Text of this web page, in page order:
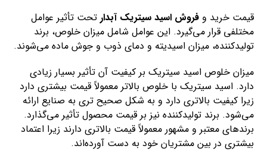
قیمت خرید وفروش اسید سیتریک آبدار تحت تأثیر عوامل
مختلفی قرار می‌گیرد. این عوامل شامل میزان خلوص، برند
تولیدکننده، میزان اسیدیته و دمای ذوب و جوش ماده می‌شوند.
میزان خلوص اسید سیتریک بر کیفیت آن تأثیر بسیار زیادی
دارد. اسید سیتریک با خلوص بالاتر معمولاً قیمت بیشتری دارد
زیرا کیفیت بالاتری دارد و به شکل صحیح تری به صنایع ارائه
می‌شود. برند تولیدکننده نیز بر قیمت محصول تأثیر می‌گذارد.
برندهای معتبر و مشهور معمولاً قیمت بالاتری دارند زیرا اعتماد
بیشتری در بین مشتریان خود به دست آورده‌اند.